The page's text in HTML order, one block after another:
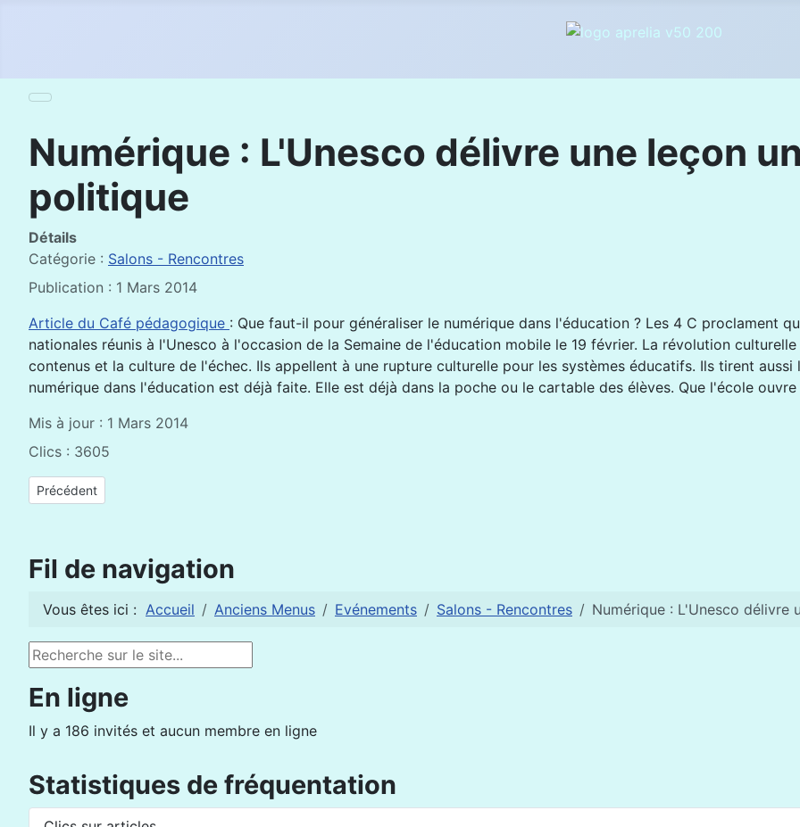
Numérique : L'Unesco délivre une leçon
politique
Détails
Catégorie : Salons - Rencontres
Publication : 1 Mars 2014
Article du Café pédagogique : Que faut-il pour généraliser le numérique dans l'éducation ? Les 4 C proclament
nationales réunis à l'Unesco à l'occasion de la Semaine de l'éducation mobile le 19 février. La révolution
contenus et la culture de l'échec. Ils appellent à une rupture culturelle pour les systèmes éducatifs. Ils tirent
numérique dans l'éducation est déjà faite. Elle est déjà dans la poche ou le cartable des élèves. Que l'école ouvre
Mis à jour : 1 Mars 2014
Clics : 3605
Article précédent : La francophonie s'engage au féminin
Précédent
Fil de navigation
Vous êtes ici : Accueil Anciens Menus Evénements Salons - Rencontres Numérique : L'Unesco délivre
Rechercher
En ligne
Il y a 186 invités et aucun membre en ligne
Statistiques de fréquentation